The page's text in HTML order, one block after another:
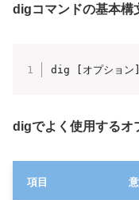
digコマンドの基本構
dig [オプション]
digでよく使用するオ
項目